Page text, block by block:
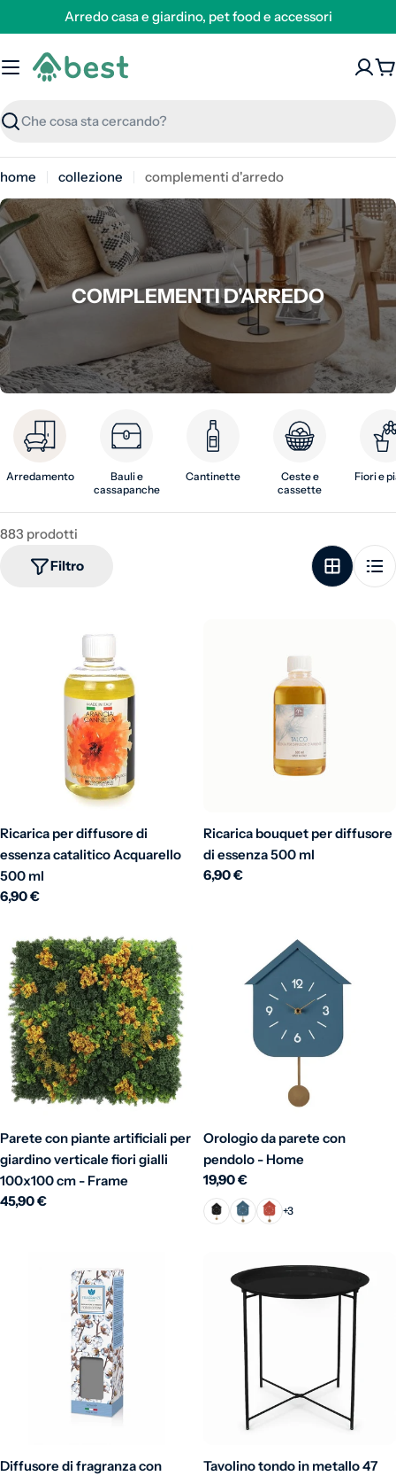
Arredo casa e giardino, pet food e accessori
Ricerca
home collezione complementi d'arredo
COLLEZIONE:
COMPLEMENTI D'ARREDO
Arredamento
Bauli e
cassapanche
Cantinette
Ceste e
cassette
Fiori e
883 prodotti
Filtro
Ricarica per diffusore di
essenza catalitico Acquarello
500 ml
Prezzo normale
6,90 €
Ricarica bouquet per diffusore
di essenza 500 ml
Prezzo normale
6,90 €
Parete con piante artificiali per
giardino verticale fiori gialli
100x100 cm - Frame
Prezzo normale
45,90 €
Orologio da parete con
pendolo - Home
Prezzo normale
19,90 €
+3
Diffusore di fragranza con
Tavolino tondo in metallo 47